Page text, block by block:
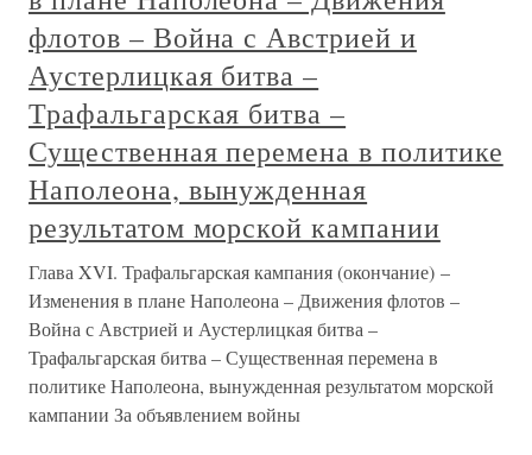
флотов – Война с Австрией и
Аустерлицкая битва –
Трафальгарская битва –
Существенная перемена в политике
Наполеона, вынужденная
результатом морской кампании
Глава XVI. Трафальгарская кампания (окончание) –
Изменения в плане Наполеона – Движения флотов –
Война с Австрией и Аустерлицкая битва –
Трафальгарская битва – Существенная перемена в
политике Наполеона, вынужденная результатом морской
кампании За объявлением войны